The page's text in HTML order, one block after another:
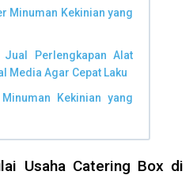
Minuman Kekinian yang
Perlengkapan Alat
Media Agar Cepat Laku
Kekinian yang
Usaha Catering Box di